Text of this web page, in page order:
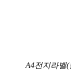
A4전지라벨